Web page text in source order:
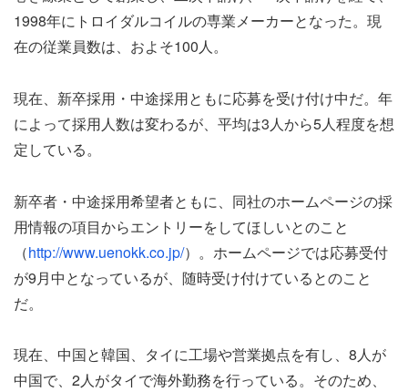
1998年にトロイダルコイルの専業メーカーとなった。現
在の従業員数は、およそ100人。
現在、新卒採用・中途採用ともに応募を受け付け中だ。年
によって採用人数は変わるが、平均は3人から5人程度を想
定している。
新卒者・中途採用希望者ともに、同社のホームページの採
用情報の項目からエントリーをしてほしいとのこと
（http://www.uenokk.co.jp/）。ホームページでは応募受付
が9月中となっているが、随時受け付けているとのこと
だ。
現在、中国と韓国、タイに工場や営業拠点を有し、8人が
中国で、2人がタイで海外勤務を行っている。そのため、